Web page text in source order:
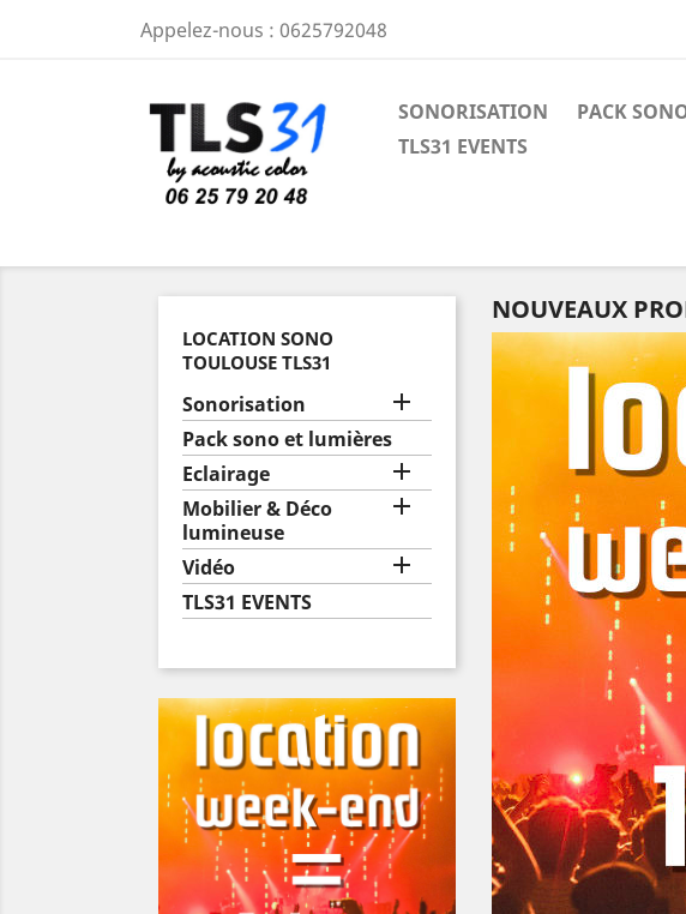
Appelez-nous : 0625792048
SONORISATION PACK
TLS31 EVENTS
LOCATION SONO
TOULOUSE TLS31
Sonorisation 
Pack sono et lumières
Eclairage

Mobilier & Déco
lumineuse

Vidéo 
TLS31 EVENTS
NOUVEAUX